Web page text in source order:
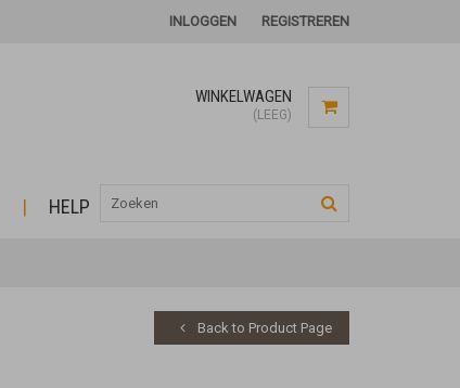
INLOGGEN REGISTREREN
WINKELWAGEN
(LEEG)
HELP
Back to Product Page